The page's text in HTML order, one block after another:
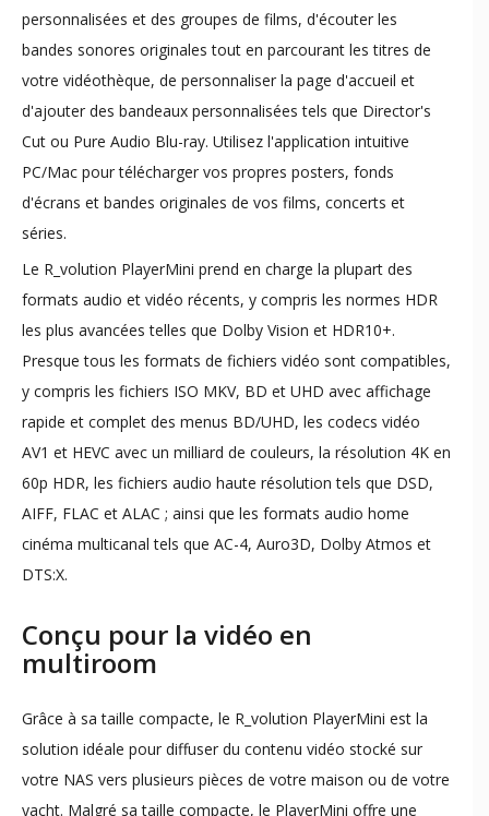
personnalisées et des groupes de films, d'écouter les
bandes sonores originales tout en parcourant les titres de
votre vidéothèque, de personnaliser la page d'accueil et
d'ajouter des bandeaux personnalisées tels que Director's
Cut ou Pure Audio Blu-ray. Utilisez l'application intuitive
PC/Mac pour télécharger vos propres posters, fonds
d'écrans et bandes originales de vos films, concerts et
séries.
Le R_volution PlayerMini prend en charge la plupart des
formats audio et vidéo récents, y compris les normes HDR
les plus avancées telles que Dolby Vision et HDR10+.
Presque tous les formats de fichiers vidéo sont compatibles,
y compris les fichiers ISO MKV, BD et UHD avec affichage
rapide et complet des menus BD/UHD, les codecs vidéo
AV1 et HEVC avec un milliard de couleurs, la résolution 4K en
60p HDR, les fichiers audio haute résolution tels que DSD,
AIFF, FLAC et ALAC ; ainsi que les formats audio home
cinéma multicanal tels que AC-4, Auro3D, Dolby Atmos et
DTS:X.
Conçu pour la vidéo en
multiroom
Grâce à sa taille compacte, le R_volution PlayerMini est la
solution idéale pour diffuser du contenu vidéo stocké sur
votre NAS vers plusieurs pièces de votre maison ou de votre
yacht. Malgré sa taille compacte, le PlayerMini offre une